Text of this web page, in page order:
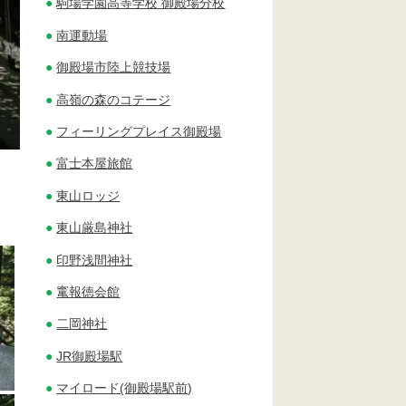
駒場学園高等学校 御殿場分校
南運動場
御殿場市陸上競技場
高嶺の森のコテージ
フィーリングプレイス御殿場
富士本屋旅館
東山ロッジ
東山厳島神社
印野浅間神社
竃報徳会館
二岡神社
JR御殿場駅
マイロード(御殿場駅前)